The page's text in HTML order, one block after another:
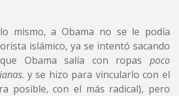
mismo, a Obama no se le podía
islámico, ya se intentó sacando
Obama salía con ropas poco
. y se hizo para vincularlo con el
posible, con el más radical), pero